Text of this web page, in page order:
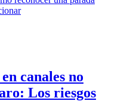
canales no
Los riesgos